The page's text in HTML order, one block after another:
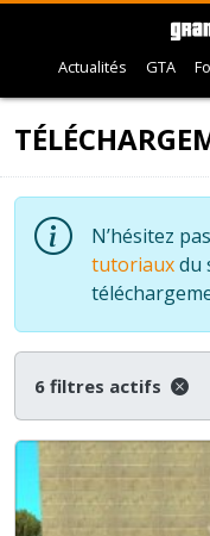
Actualités GTA
N’hésitez
tutoriauxdu
6 filtres actifs